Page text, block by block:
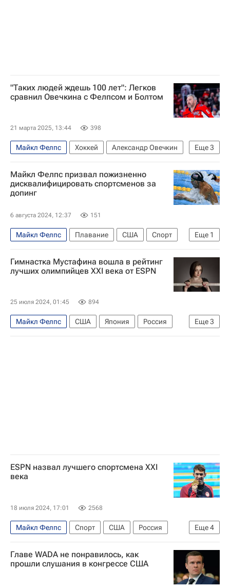
"Таких людей ждешь 100 лет": Легков
сравнил Овечкина с Фелпсом и Болтом
21 марта 2025, 13:44 398
Еще3
Майкл Фелпс Хоккей
Александр Овечкин
Александр Легков
Национальная хоккейная лига (НХЛ)
Вашингтон Кэпиталз
Майкл Фелпс призвал пожизненно
дисквалифицировать спортсменов за
допинг
6 августа 2024, 12:37 151
Еще 1
Майкл Фелпс Плавание США
Спорт
Олимпийские игры
Гимнастка Мустафина вошла в рейтинг
лучших олимпийцев XXI века от ESPN
25 июля 2024, 01:45 894
Еще3
Майкл Фелпс США Япония
Россия
Алия Мустафина
Симона Байлз Спорт
ESPN назвал лучшего спортсмена XXI
века
18 июля 2024, 17:01 2568
Еще4
Майкл Фелпс Спорт США
Россия
Аргентина
Лионель Месси
Вашингтон Кэпиталз
Серена Уильямс
Главе WADA не понравилось, как
прошли слушания в конгрессе США